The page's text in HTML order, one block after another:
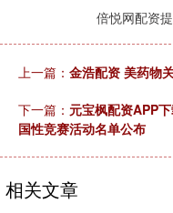
倍悦网配资
上一篇： 金浩配资 美药物
下一篇： 元宝枫配资APP
国性竞赛活动名单公布
相关文章